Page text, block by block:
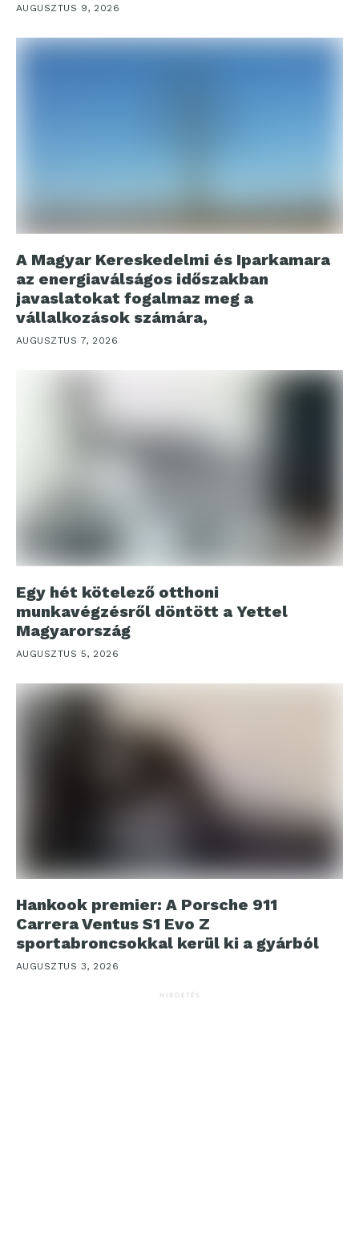
AUGUSZTUS 9, 2026
A Magyar Kereskedelmi és Iparkamara
az energiaválságos időszakban
javaslatokat fogalmaz meg a
vállalkozások számára,
AUGUSZTUS 7, 2026
Egy hét kötelező otthoni
munkavégzésről döntött a Yettel
Magyarország
AUGUSZTUS 5, 2026
Hankook premier: A Porsche 911
Carrera Ventus S1 Evo Z
sportabroncsokkal kerül ki a gyárból
AUGUSZTUS 3, 2026
HIRDETÉS